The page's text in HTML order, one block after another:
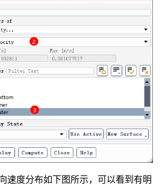
速度分布如下图所示，可以看到有明